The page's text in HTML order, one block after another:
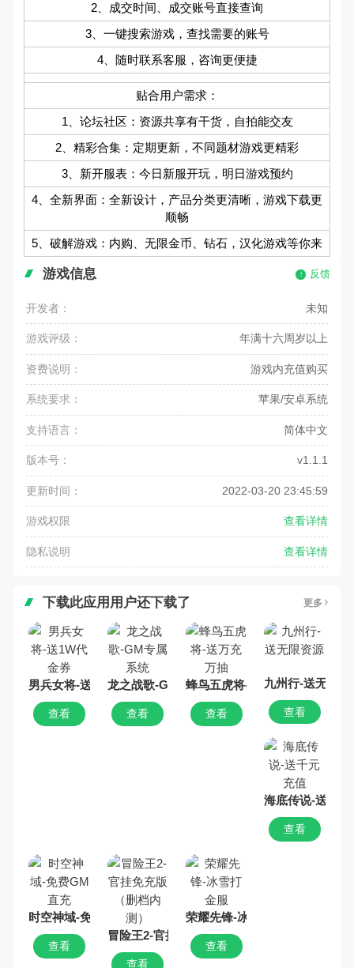
2、成交时间、成交账号直接查询
3、一键搜索游戏，查找需要的账号
4、随时联系客服，咨询更便捷
贴合用户需求：
1、论坛社区：资源共享有干货，自拍能交友
2、精彩合集：定期更新，不同题材游戏更精彩
3、新开服表：今日新服开玩，明日游戏预约
4、全新界面：全新设计，产品分类更清晰，游戏下载更
顺畅
5、破解游戏：内购、无限金币、钻石，汉化游戏等你来
游戏信息 反馈
开发者： 未知
游戏评级： 年满十六周岁以上
资费说明： 游戏内充值购买
系统要求： 苹果/安卓系统
支持语言： 简体中文
版本号： v1.1.1
更新时间： 2022-03-20 23:45:59
游戏权限 查看详情
隐私说明 查看详情
下载此应用用户还下载了 更多
男兵女将-送1W代金券
查看
龙之战歌-GM专属系统
查看
蜂鸟五虎将-送万充万抽
查看
九州行-送无限资
查看
海底传说-送千元
查看
时空神域-免费GM直充
查看
冒险王2-官挂免充版（删档内测）
查看
荣耀先锋-冰雪打金服
查看